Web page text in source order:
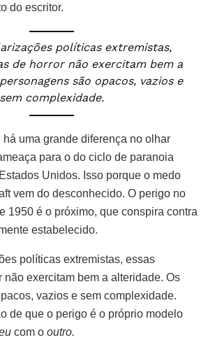
do escritor.
políticas extremistas,
de horror não exercitam bem a
são opacos, vazios e
sem complexidade.
há uma grande diferença no olhar
para o do ciclo de paranoia
Unidos. Isso porque o medo
vem do desconhecido. O perigo no
1950 é o próximo, que conspira contra
estabelecido.
políticas extremistas, essas
não exercitam bem a alteridade. Os
vazios e sem complexidade.
de que o perigo é o próprio modelo
com o outro.